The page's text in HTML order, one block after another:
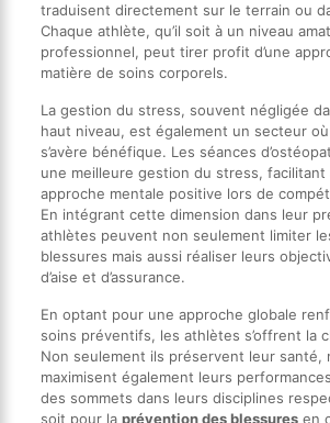
traduisent directement sur le terrain ou
Chaque athlète, qu’il soit à un niveau
professionnel, peut tirer profit d’une
matière de soins corporels.
La gestion du stress, souvent négligée
haut niveau, est également un secteur où
s’avère bénéfique. Les séances
une meilleure gestion du stress, facilitant
approche mentale positive lors de
En intégrant cette dimension dans leur
athlètes peuvent non seulement limiter
blessures mais aussi réaliser leurs
d’aise et d’assurance.
En optant pour une approche globale
soins préventifs, les athlètes s’offrent la
Non seulement ils préservent leur santé,
maximisent également leurs
des sommets dans leurs disciplines
soit pour la prévention des blessuresen